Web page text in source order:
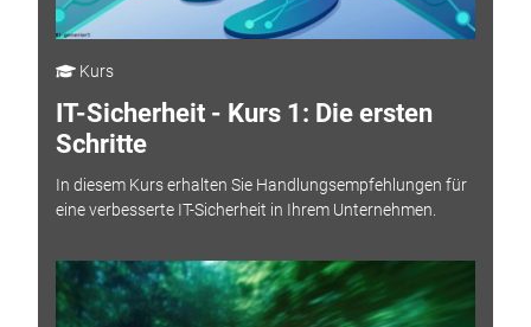
Kurs
IT-Sicherheit - Kurs 1: Die ersten
Schritte
In diesem Kurs erhalten Sie Handlungsempfehlungen für
eine verbesserte IT-Sicherheit in Ihrem Unternehmen.